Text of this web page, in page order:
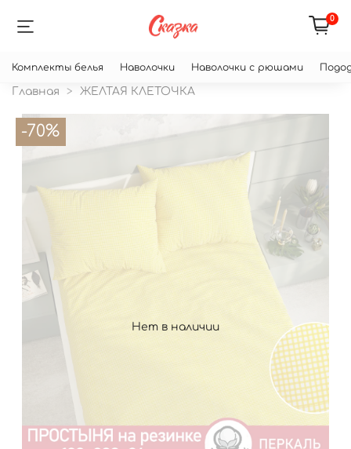
0
Комплекты белья Наволочки Наволочки с рюшами
Главная ЖЕЛТАЯ КЛЕТОЧКА
Нет в наличии
-70%